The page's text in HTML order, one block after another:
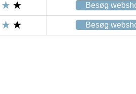
Besøg
Besøg